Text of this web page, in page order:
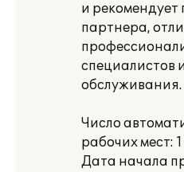
и рекомендует
партнера,
специалистов
обслуживания.
Число
рабочих мест: 1
Дата начала